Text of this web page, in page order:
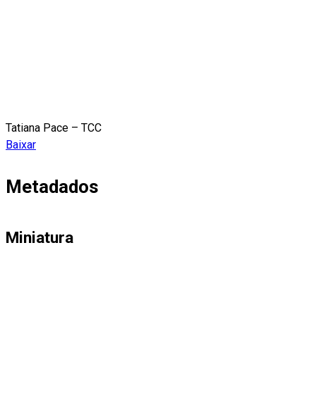
Tatiana Pace – TCC
Baixar
Metadados
Miniatura